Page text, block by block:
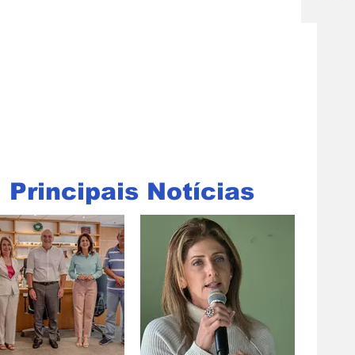
Principais Notícias